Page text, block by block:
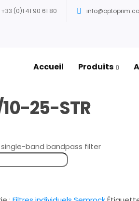
+33 (0)1 41 90 61 80
Accueil Produits
25-STR
single-band bandpass filter